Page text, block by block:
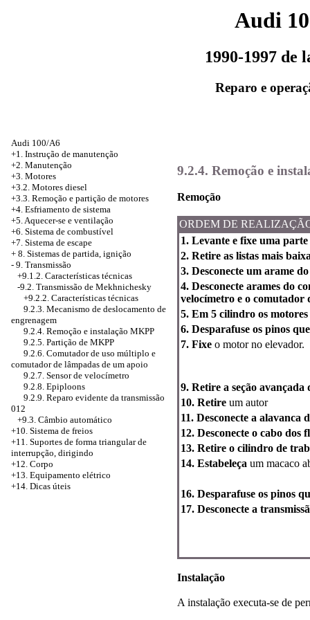
Audi
1990-1997 de
Reparo e
Audi 100/A6
+1. Instrução de manutenção
+2. Manutenção
+3. Motores
+3.2. Motores diesel
+3.3. Remoção e partição de motores
+4. Esfriamento de sistema
+5. Aquecer-se e ventilação
+6. Sistema de combustível
+7. Sistema de escape
+ 8. Sistemas de partida, ignição
- 9. Transmissão
+9.1.2. Características técnicas
-9.2. Transmissão de Mekhnichesky
+9.2.2. Características técnicas
9.2.3. Mecanismo de deslocamento de
engrenagem
9.2.4. Remoção e instalação MKPP
9.2.5. Partição de MKPP
9.2.6. Comutador de uso múltiplo e
comutador de lâmpadas de um apoio
9.2.7. Sensor de velocímetro
9.2.8. Epiploons
9.2.9. Reparo evidente da transmissão
012
+9.3. Câmbio automático
+10. Sistema de freios
+11. Suportes de forma triangular de
interrupção, dirigindo
+12. Corpo
+13. Equipamento elétrico
+14. Dicas úteis
9.2.4. Remoção e
Remoção
ORDEM DE
1. Levante e fixe uma
2. Retire as listas mais
3. Desconecte um arame
4. Desconecte arames do
velocímetro e o comutador
5. Em 5 cilindro os
6. Desparafuse os pinos
7. Fixe o motor no elevador.
9. Retire a seção avançada
10. Retire um autor
11. Desconecte a alavanca
12. Desconecte o cabo dos
13. Retire o cilindro de
14. Estabeleça um macaco
16. Desparafuse os pinos
17. Desconecte a
Instalação
A instalação executa-se de